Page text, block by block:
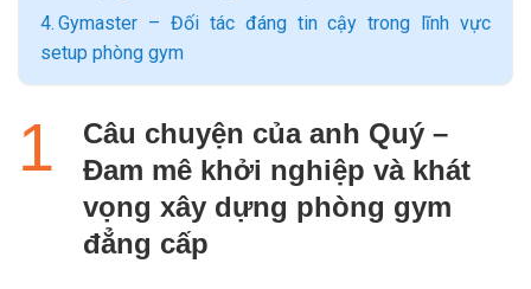
Gymaster – Đối tác đáng tin cậy trong lĩnh vực
setup phòng gym
Câu chuyện của anh Quý –
Đam mê khởi nghiệp và khát
vọng xây dựng phòng gym
đẳng cấp